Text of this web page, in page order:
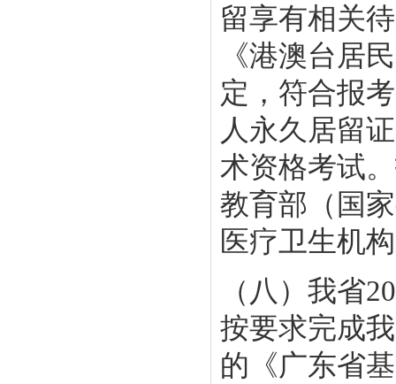
留享有相关
《港澳台居
定，符合报
人永久居留
术资格考试
教育部（国
医疗卫生机
（八）我省
按要求完成
的《广东省